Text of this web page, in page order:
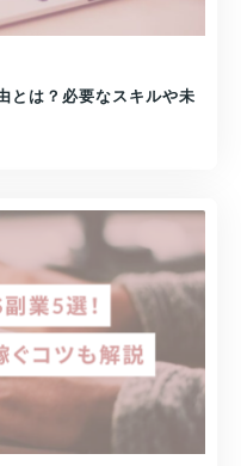
とは？必要なスキルや未